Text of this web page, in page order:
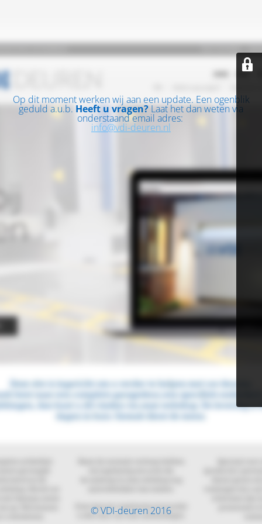
Op dit moment werken wij aan een update. Een ogenblik
geduld a.u.b. Heeft u vragen? Laat het dan weten via
onderstaand email adres:
info@vdi-deuren.nl
© VDI-deuren 2016